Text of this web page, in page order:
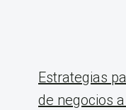
Estrategias
de negocios